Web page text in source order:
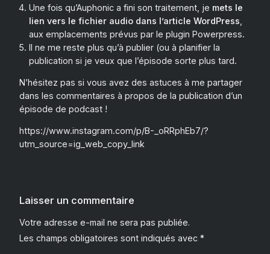
Une fois qu’Auphonic a fini son traitement, je mets le
lien vers le fichier audio dans l’article WordPress
aux emplacements prévus par le plugin Powerpress.
Il ne me reste plus qu’à publier (ou à planifier la
publication si je veux que l’épisode sorte plus tard.
N’hésitez pas si vous avez des astuces à me partager
dans les commentaires à propos de la publication d’un
épisode de podcast !
https://www.instagram.com/p/B-_oRRphEb7/?
utm_source=ig_web_copy_link
Laisser un commentaire
Votre adresse e-mail ne sera pas publiée.
Les champs obligatoires sont indiqués avec *